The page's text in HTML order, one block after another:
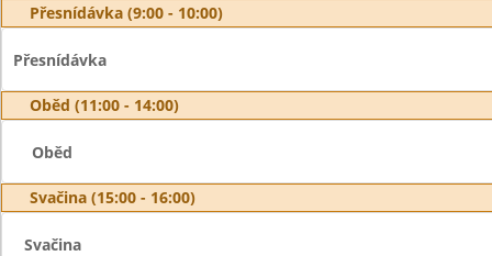
Přesnídávka (9:00 - 10:00)
Přesnídávka
Oběd (11:00 - 14:00)
Oběd
Svačina (15:00 - 16:00)
Svačina